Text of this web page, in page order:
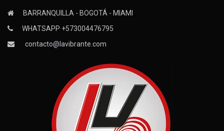
BARRANQUILLA - BOGOTÁ - MIAMI
WHATSAPP +573004476795
contacto@lavibrante.com